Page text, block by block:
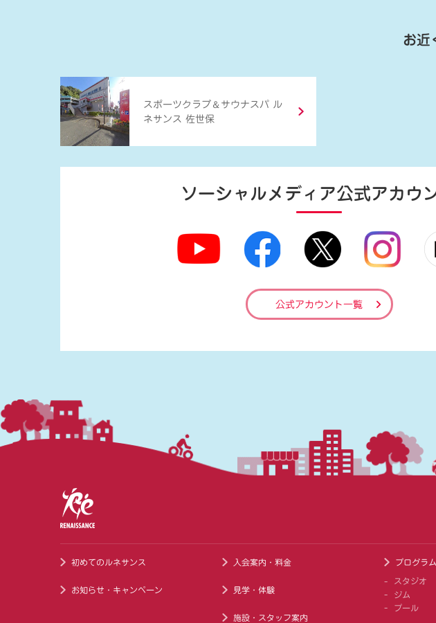
お近
スポーツクラブ ＆ サウナスパ ル
ネサンス 佐世保
ソーシャルメディア公式アカウ
公式アカウント一覧
初めてのルネサンス
お知らせ・キャンペーン
入会案内・料金
見学・体験
施設・スタッフ案内
プログラム
スタジオ
ジム
プール